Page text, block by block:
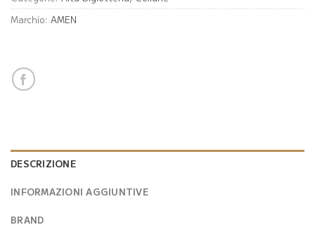
Marchio: AMEN
DESCRIZIONE
INFORMAZIONI AGGIUNTIVE
BRAND